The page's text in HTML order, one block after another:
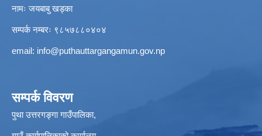
नामः जयबाबु खड्का
सम्पर्क नम्बरः ९८५७८८०४०४
email: info@puthauttargangamun.gov.np
सम्पर्क विवरण
पुथा उत्तरगङ्गा गाउँपालिका,